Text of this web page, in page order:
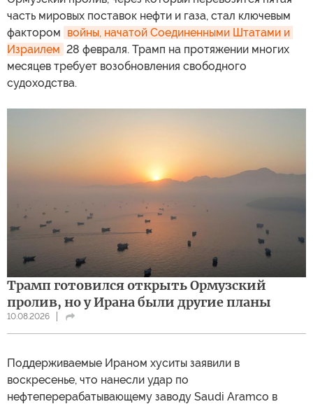
часть мировых поставок нефти и газа, стал ключевым
фактором войны, начатой Соединенными Штатами и
Израилем 28 февраля. Трамп на протяжении многих
месяцев требует возобновления свободного
судоходства.
Трамп готовился открыть Ормузский
пролив, но у Ирана были другие планы
10.08.2026
Поддерживаемые Ираном хуситы заявили в
воскресенье, что нанесли удар по
нефтеперерабатывающему заводу Saudi Aramco в